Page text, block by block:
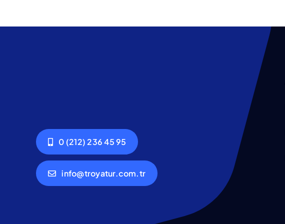
0 (212) 236 45 95
info@troyatur.com.tr